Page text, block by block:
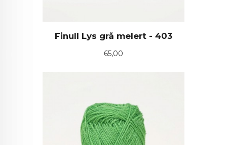
Finull Lys grå melert - 403
Pris
65,00